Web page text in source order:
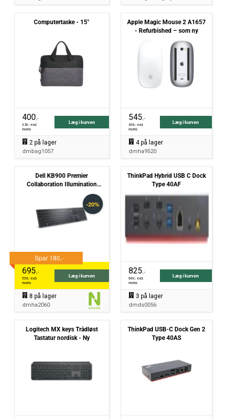
Computertaske - 15"
400,-
320,- excl.
moms
Læg i kurven
2på lager
dmbag1057
Apple Magic Mouse 2 A1657
- Refurbished – som ny
545,-
436,- excl.
moms
Læg i kurven
4på lager
dmha9520
Dell KB900 Premier
Collaboration Illumination
Trådløs Tastatur nordisk - ny
695,-
556,- excl.
moms
Læg i kurven
8 på lager
dmha2060
ThinkPad Hybrid USB C Dock
Type 40AF
825,-
660,- excl.
moms
Læg i kurven
3 på lager
dmds0056
Logitech MX keys Trådløst
Tastatur nordisk - Ny
ThinkPad USB-C Dock Gen 2
Type 40AS